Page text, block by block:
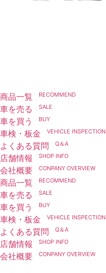
商品一覧 RECOMMEND
車を売る
SALE
車を買う
BUY
車検・板金
VEHICLE INSPECTION
よくある質問
Q＆A
店舗情報
SHOP INFO
会社概要
CONPANY OVERVIEW
商品一覧
RECOMMEND
車を売る
SALE
車を買う
BUY
車検・板金
VEHICLE INSPECTION
よくある質問
Q＆A
店舗情報
SHOP INFO
会社概要
CONPANY OVERVIEW